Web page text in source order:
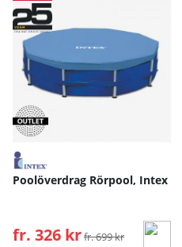
Poolöverdrag Rörpool, Intex
fr. 326 kr Ordinarie pris:
fr. 699 kr